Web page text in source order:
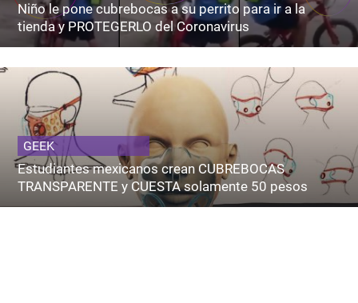
Niño le pone cubrebocas a su perrito para ir a la
tienda y PROTEGERLO del Coronavirus
GEEK
Estudiantes mexicanos crean CUBREBOCAS
TRANSPARENTE y CUESTA solamente 50 pesos